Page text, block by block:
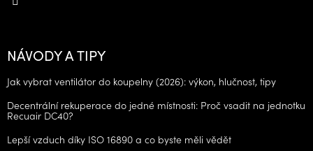
NÁVODY A TIPY
Jak vybrat ventilátor do koupelny (2026): výkon, hlučnost, tipy
Decentrální rekuperace do jedné místnosti: Proč vsadit na jednotku
Recuair DC40?
Lepší vzduch díky ISO 16890 a co byste měli vědět